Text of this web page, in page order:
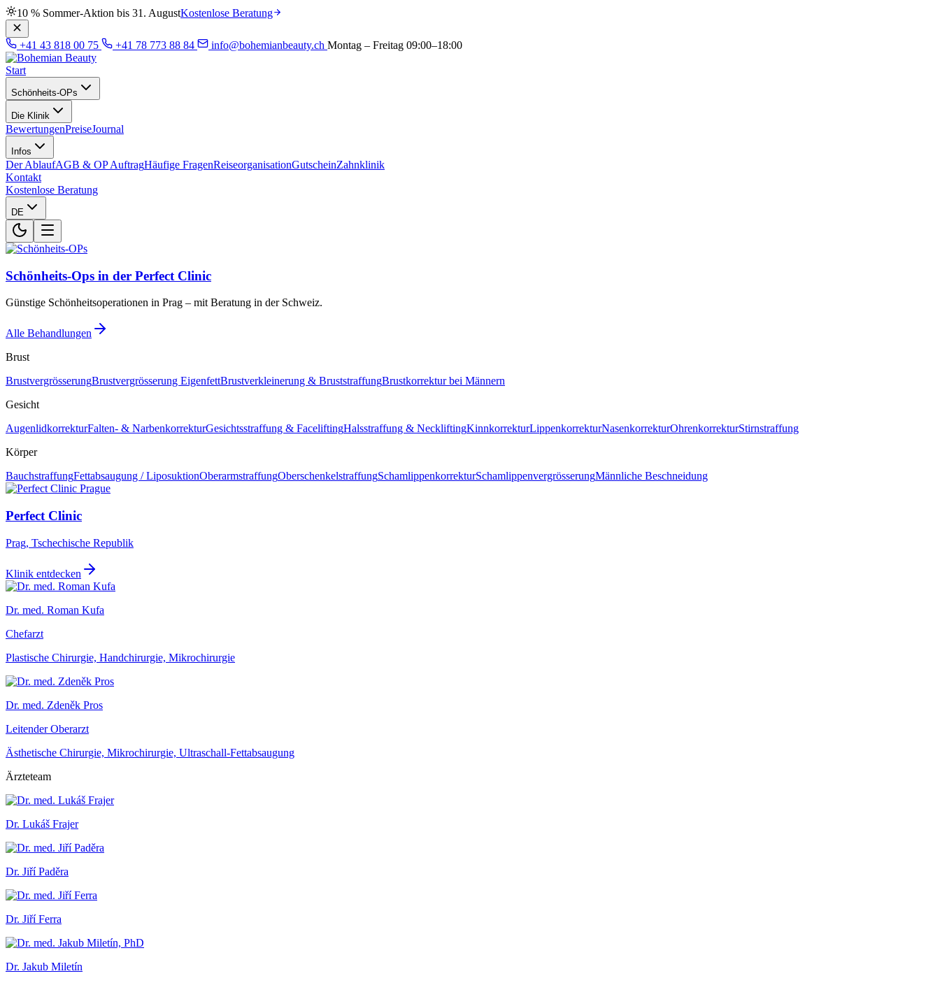
10 % Sommer-Aktion bis 31. AugustKostenlose Beratung
+41 43 818 00 75 +41 78 773 88 84 info@bohemianbeauty.ch Montag – Freitag 09:00–18:00
Start
Schönheits-OPs
Die Klinik
BewertungenPreiseJournal
Infos
Der AblaufAGB & OP AuftragHäufige FragenReiseorganisationGutscheinZahnklinik
Kontakt
Kostenlose Beratung
DE
Schönheits-Ops in der Perfect Clinic
Günstige Schönheitsoperationen in Prag – mit Beratung in der Schweiz.
Alle Behandlungen
Brust
BrustvergrösserungBrustvergrösserung EigenfettBrustverkleinerung & BruststraffungBrustkorrektur bei Männern
Gesicht
AugenlidkorrekturFalten- & NarbenkorrekturGesichtsstraffung & FaceliftingHalsstraffung & NeckliftingKinnkorrekturLippenkorrekturNasenkorrekturOhrenkorrekturStirnstraffung
Körper
BauchstraffungFettabsaugung / LiposuktionOberarmstraffungOberschenkelstraffungSchamlippenkorrekturSchamlippenvergrösserungMännliche Beschneidung
Perfect Clinic
Prag, Tschechische Republik
Klinik entdecken
Dr. med. Roman Kufa
Chefarzt
Plastische Chirurgie, Handchirurgie, Mikrochirurgie
Dr. med. Zdeněk Pros
Leitender Oberarzt
Ästhetische Chirurgie, Mikrochirurgie, Ultraschall-Fettabsaugung
Ärzteteam
Dr. Lukáš Frajer
Dr. Jiří Paděra
Dr. Jiří Ferra
Dr. Jakub Miletín